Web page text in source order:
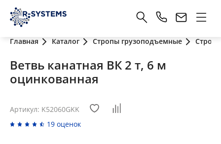
Главная Каталог Стропы грузоподъемные
Ветвь канатная ВК 2 т, 6 м
оцинкованная
Артикул: K52060GKK
19 оценок